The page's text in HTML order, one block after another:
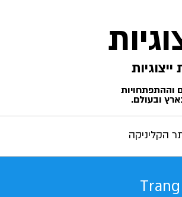
וההתפתחויות
ובעולם.
הקליניקה